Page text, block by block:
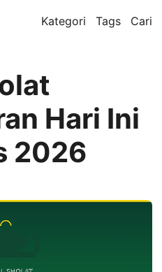
Kategori Tags Cari
Hari Ini
2026